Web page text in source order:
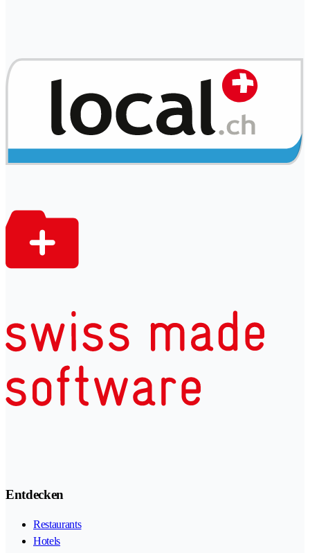
Entdecken
Restaurants
Hotels